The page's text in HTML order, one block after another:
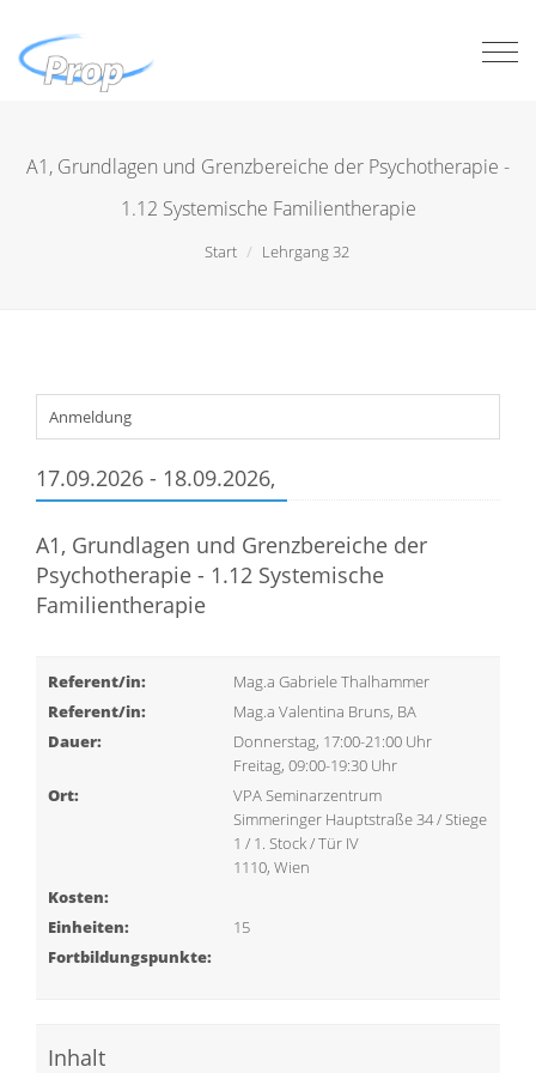
A1, Grundlagen und Grenzbereiche der Psychotherapie -
1.12 Systemische Familientherapie
Start Lehrgang 32
Anmeldung
17.09.2026 - 18.09.2026,
A1, Grundlagen und Grenzbereiche der
Psychotherapie - 1.12 Systemische
Familientherapie
Referent/in:
Mag.a Gabriele Thalhammer
Referent/in:
Mag.a Valentina Bruns, BA
Dauer:
Donnerstag, 17:00-21:00 Uhr
Freitag, 09:00-19:30 Uhr
Ort:
VPA Seminarzentrum
Simmeringer Hauptstraße 34 / Stiege
1 / 1. Stock / Tür IV
1110, Wien
Kosten:
Einheiten:
15
Fortbildungspunkte:
Inhalt